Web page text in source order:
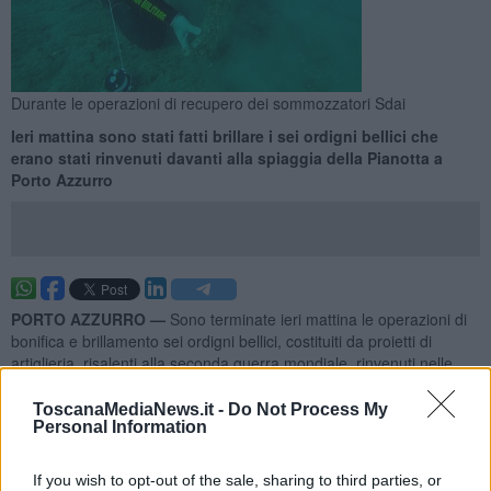
ToscanaMediaNews.it - Do Not Process My
Personal Information
If you wish to opt-out of the sale, sharing to third parties, or
Durante le operazioni di recupero dei sommozzatori Sdai
Ieri mattina sono stati fatti brillare i sei ordigni bellici che
erano stati rinvenuti davanti alla spiaggia della Pianotta a
Porto Azzurro
PORTO AZZURRO — Sono terminate ieri mattina le operazioni di
bonifica e brillamento sei ordigni bellici, costituiti da proietti di
artiglieria, risalenti alla seconda guerra mondiale, rinvenuti nelle
Azzurro.
I residuati bellici, come spiegano con una nota dalla Capitaneria di
subacquei locali, si trovavano a moderata distanza dalla riva,